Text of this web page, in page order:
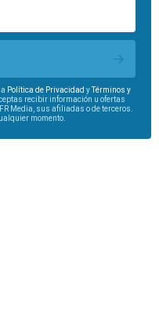
Política de Privacidad y
Términos y
recibir información u ofertas
Media, sus afiliadas o de terceros.
momento.